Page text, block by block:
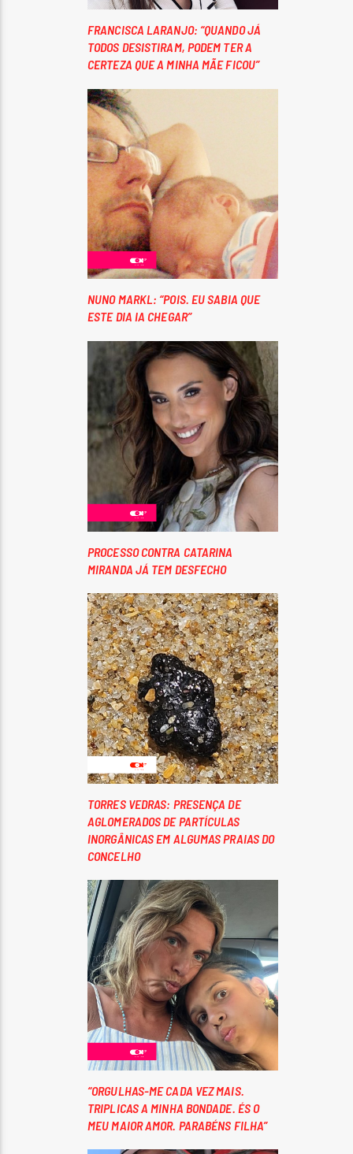
FRANCISCA LARANJO: “QUANDO JÁ
TODOS DESISTIRAM, PODEM TER A
CERTEZA QUE A MINHA MÃE FICOU”
NUNO MARKL: “POIS. EU SABIA QUE
ESTE DIA IA CHEGAR”
PROCESSO CONTRA CATARINA
MIRANDA JÁ TEM DESFECHO
TORRES VEDRAS: PRESENÇA DE
AGLOMERADOS DE PARTÍCULAS
INORGÂNICAS EM ALGUMAS PRAIAS DO
CONCELHO
“ORGULHAS-ME CADA VEZ MAIS.
TRIPLICAS A MINHA BONDADE. ÉS O
MEU MAIOR AMOR. PARABÉNS FILHA”